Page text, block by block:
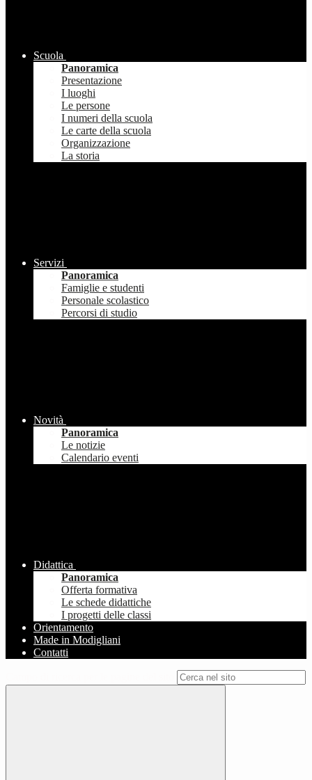
Scuola
Panoramica
Presentazione
I luoghi
Le persone
I numeri della scuola
Le carte della scuola
Organizzazione
La storia
Servizi
Panoramica
Famiglie e studenti
Personale scolastico
Percorsi di studio
Novità
Panoramica
Le notizie
Calendario eventi
Didattica
Panoramica
Offerta formativa
Le schede didattiche
I progetti delle classi
Orientamento
Made in Modigliani
Contatti